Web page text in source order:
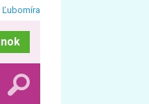
Ľubomíra